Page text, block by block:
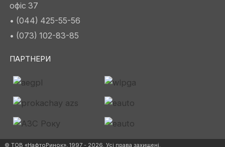
офіс 37
• (044) 425-55-56
• (073) 102-83-85
ПАРТНЕРИ
© ТОВ «НафтоРинок», 1997 - 2026. Усі права захищені.